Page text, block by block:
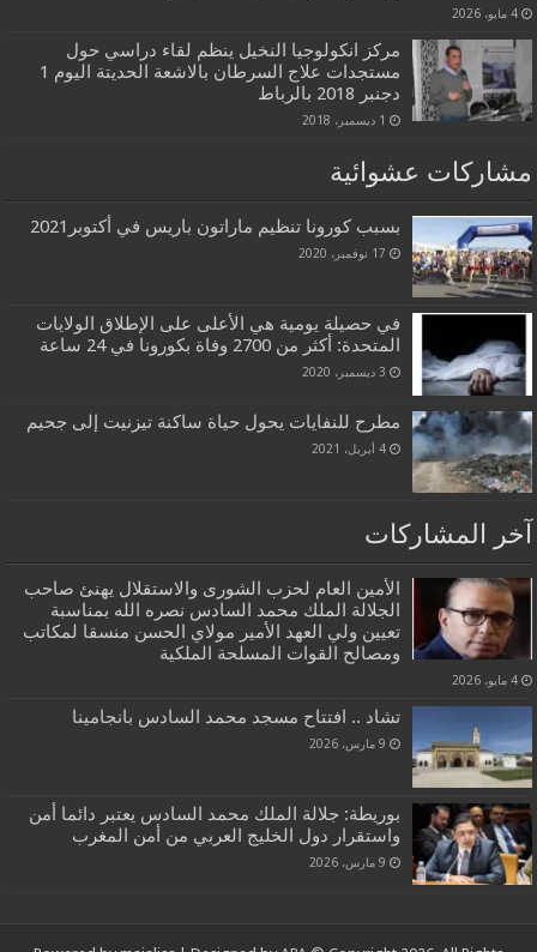
4 مايو، 2026
مركز انكولوجيا النخيل ينظم لقاء دراسي حول
مستجدات علاج السرطان بالاشعة الحديتة اليوم 1
دجنبر 2018 بالرباط
1 ديسمبر، 2018
مشاركات عشوائية
بسبب كورونا تنظيم ماراتون باريس في أكتوبر2021
17 نوفمبر، 2020
في حصيلة يومية هي الأعلى على الإطلاق الولايات
المتحدة: أكثر من 2700 وفاة بكورونا في 24 ساعة
3 ديسمبر، 2020
مطرح للنفايات يحول حياة ساكنة تيزنيت إلى جحيم
4 أبريل، 2021
آخر المشاركات
الأمين العام لحزب الشورى والاستقلال يهنئ صاحب
الجلالة الملك محمد السادس نصره الله بمناسبة
تعيين ولي العهد الأمير مولاي الحسن منسقا لمكاتب
ومصالح القوات المسلحة الملكية
4 مايو، 2026
تشاد .. افتتاح مسجد محمد السادس بانجامينا
9 مارس، 2026
بوريطة: جلالة الملك محمد السادس يعتبر دائما أمن
واستقرار دول الخليج العربي من أمن المغرب
9 مارس، 2026